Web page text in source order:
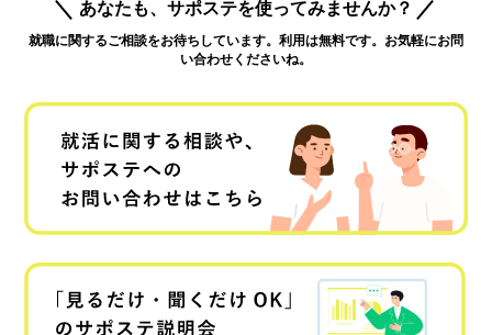
あなたも、サポステを使ってみませんか？
就職に関するご相談をお待ちしています。利用は無料です。お気軽にお問
い合わせくださいね。